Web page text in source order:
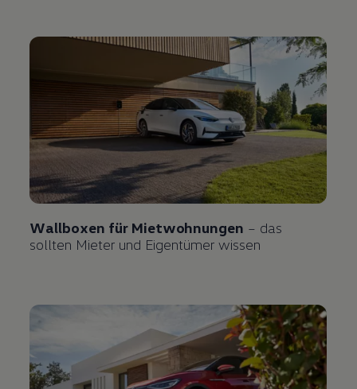
Wallboxen für Mietwohnungen – das
sollten Mieter und Eigentümer wissen